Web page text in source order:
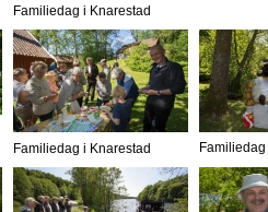
Familiedag i Knarestad
Familiedag i Knarestad